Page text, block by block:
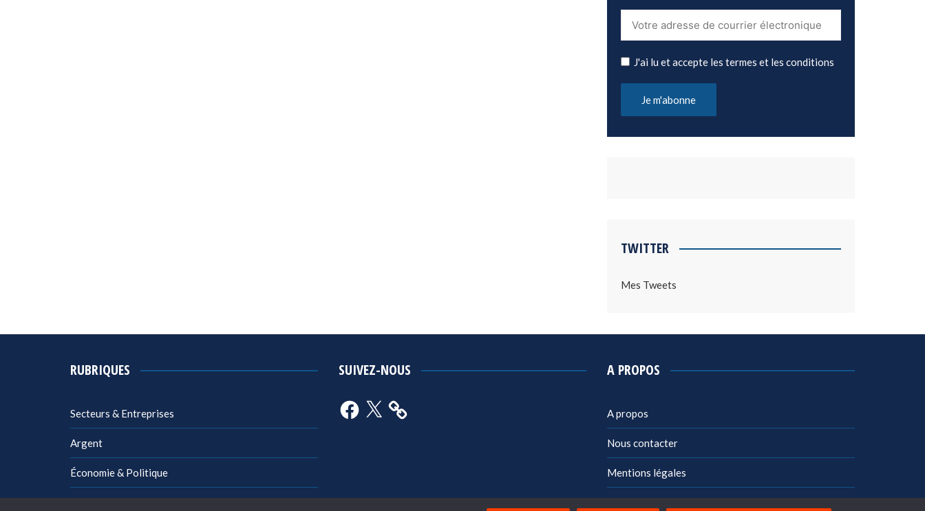
J'ai lu et accepte les termes et les conditions
TWITTER
Mes Tweets
RUBRIQUES
Secteurs & Entreprises
Argent
Économie & Politique
Management
SUIVEZ-NOUS
Facebook
X
A PROPOS
A propos
Nous contacter
Mentions légales
Politique de confidentialité